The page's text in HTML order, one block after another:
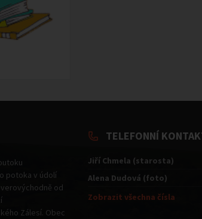
potoka v údolí
od
Zálesí. Obec
TELEFONNÍ
Jiří Chmela (starosta)
Alena Dudová (foto)
Zobrazit všechna čísla